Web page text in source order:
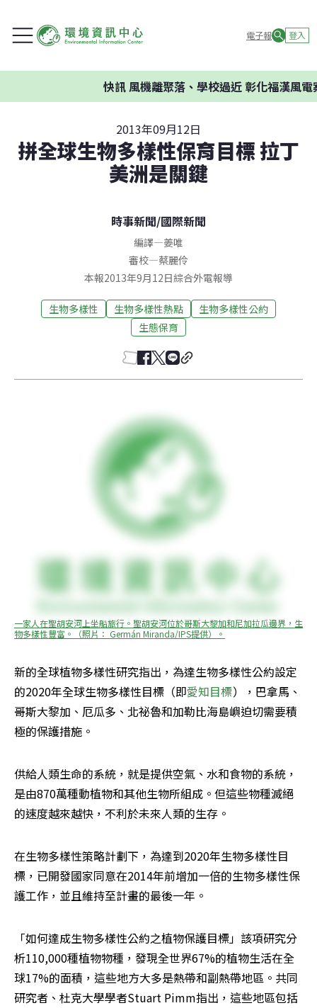
電子報 登入
快訊風機離聚落、學校過近 彰化福漢風電案
2013年09月12日
拼全球生物多樣性保育目標 拉丁
美洲是關鍵
時事新聞/國際新聞
編譯—姜唯
審校—蔡麗伶
本報2013年9月12日綜合外電報導
生物多樣性 生物多樣性熱點
生物多樣性公約
生態保育
一家人在聖胡安河上坐船旅行。聖胡安河位於哥斯大黎加和尼加拉瓜邊界，生
物多樣性豐富。（照片： Germán Miranda/IPS提供）。
新的全球植物多樣性研究指出，為達生物多樣性公約設定
的2020年全球生物多樣性目標（即愛知目標），巴拿馬、
哥斯大黎加、厄瓜多、北祕魯和加勒比海島嶼迫切需要積
極的保護措施。
供給人類生命的系統，就是提供空氣、水和食物的系統，
是由870萬種動植物和其他生物所組成。但這些物種滅絕
的速度越來越快，不利於未來人類的生存。
在生物多樣性策略計劃下，為達到2020年生物多樣性目
標，已開發國家同意在2014年前增加一倍的生物多樣性保
護工作，並且維持至計畫的最後一年。
「如何達成生物多樣性公約之植物保護目標」該項研究分
析110,000種植物物種，發現全世界67%的植物生活在全
球17%的面積，這些地方大多是熱帶和副熱帶地區。共同
研究者、杜克大學學者Stuart Pimm指出，這些地區包括